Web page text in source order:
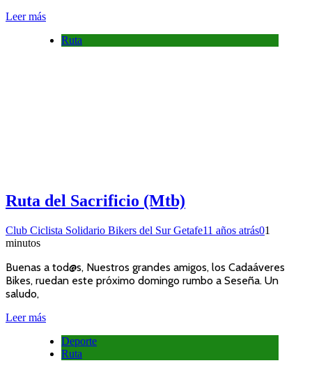
Leer más
Ruta
Ruta del Sacrificio (Mtb)
Club Ciclista Solidario Bikers del Sur Getafe11 años atrás01
minutos
Buenas a tod@s, Nuestros grandes amigos, los Cadaáveres
Bikes, ruedan este próximo domingo rumbo a Seseña. Un
saludo,
Leer más
Deporte
Ruta